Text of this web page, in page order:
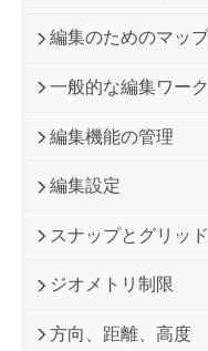
編集のためのマッ
一般的な編集ワー
編集機能の管理
編集設定
スナップとグリッド
ジオメトリ制限
方向、距離、高度